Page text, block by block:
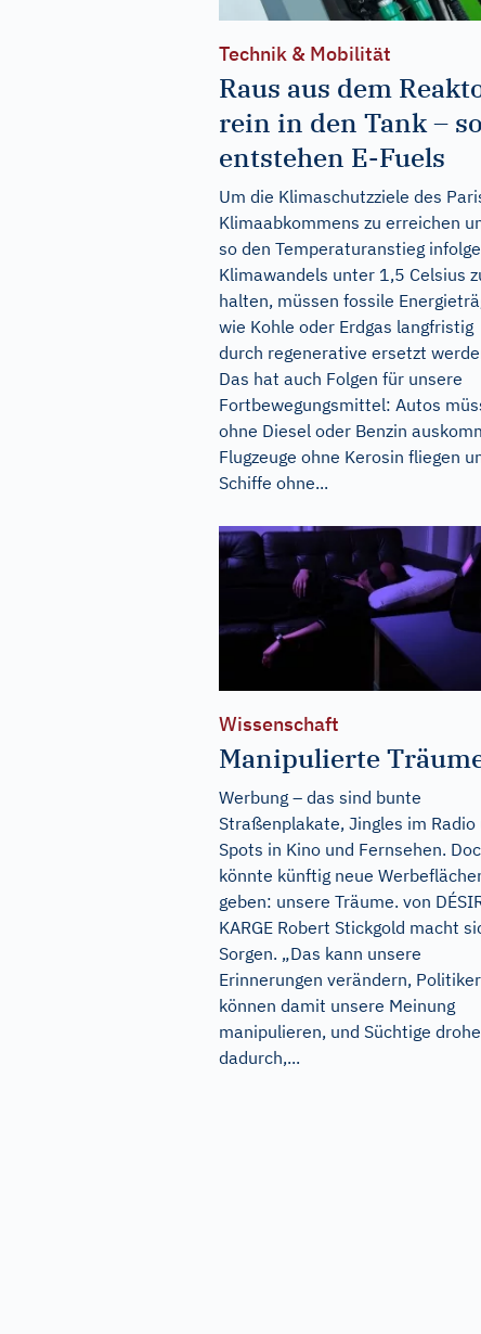
Technik & Mobilität
Raus aus dem
rein in den Tank – so
entstehen E-Fuels
Um die Klimaschutzziele des
Klimaabkommens zu erreichen
so den Temperaturanstieg
Klimawandels unter 1,5 Celsius
halten, müssen fossile
wie Kohle oder Erdgas langfristig
durch regenerative ersetzt
Das hat auch Folgen für unsere
Fortbewegungsmittel: Autos
ohne Diesel oder Benzin
Flugzeuge ohne Kerosin fliegen
Schiffe ohne...
Wissenschaft
Manipulierte
Werbung – das sind bunte
Straßenplakate, Jingles im Radio
Spots in Kino und Fernsehen.
könnte künftig neue
geben: unsere Träume. von
KARGE Robert Stickgold macht
Sorgen. „Das kann unsere
Erinnerungen verändern, Politiker
können damit unsere Meinung
manipulieren, und Süchtige
dadurch,...